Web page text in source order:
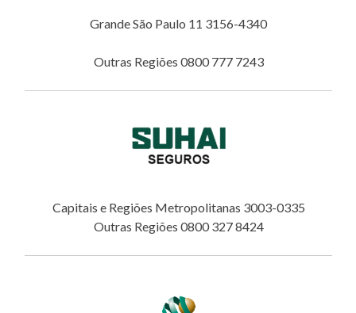
Grande São Paulo 11 3156-4340
Outras Regiões 0800 777 7243
Capitais e Regiões Metropolitanas 3003-0335
Outras Regiões 0800 327 8424